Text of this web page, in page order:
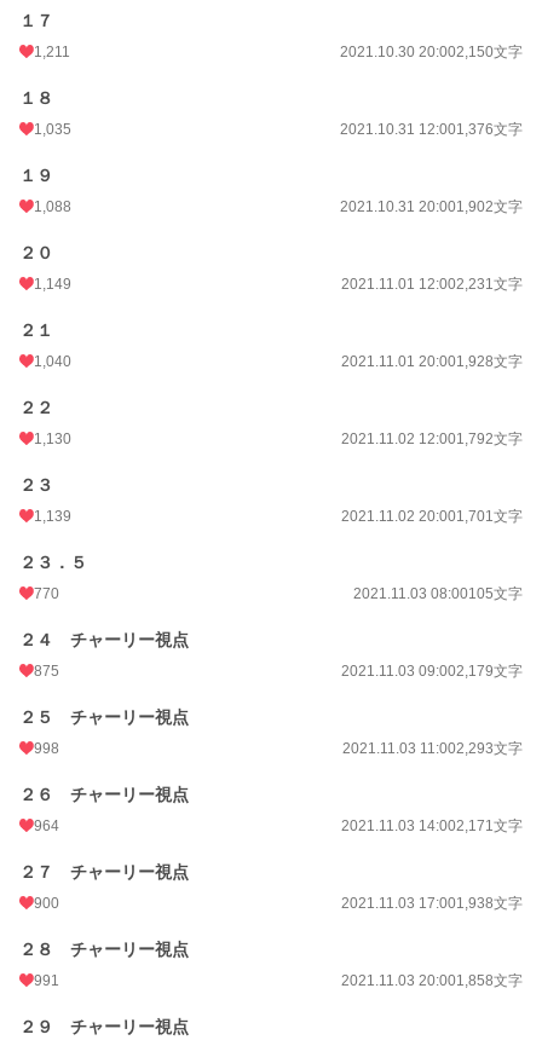
１７
1,211 2021.10.30 20:002,150文字
１８
1,035 2021.10.31 12:001,376文字
１９
1,088 2021.10.31 20:001,902文字
２０
1,149 2021.11.01 12:002,231文字
２１
1,040 2021.11.01 20:001,928文字
２２
1,130 2021.11.02 12:001,792文字
２３
1,139 2021.11.02 20:001,701文字
２３．５
770 2021.11.03 08:00105文字
２４ チャーリー視点
875 2021.11.03 09:002,179文字
２５ チャーリー視点
998 2021.11.03 11:002,293文字
２６ チャーリー視点
964 2021.11.03 14:002,171文字
２７ チャーリー視点
900 2021.11.03 17:001,938文字
２８ チャーリー視点
991 2021.11.03 20:001,858文字
２９ チャーリー視点